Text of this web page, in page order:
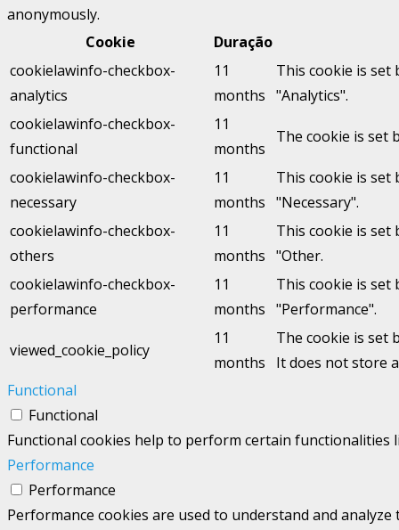
anonymously.
Cookie
Duração
cookielawinfo-checkbox-
analytics
11
months
This cookie is set
"Analytics".
cookielawinfo-checkbox-
functional
11
months
The cookie is set
cookielawinfo-checkbox-
necessary
11
months
This cookie is set
"Necessary".
cookielawinfo-checkbox-
others
11
months
This cookie is set
"Other.
cookielawinfo-checkbox-
performance
11
months
This cookie is set
"Performance".
viewed_cookie_policy
11
months
The cookie is set
It does not store
Functional
Functional
Functional cookies help to perform certain
Performance
Performance
Performance cookies are used to understand and